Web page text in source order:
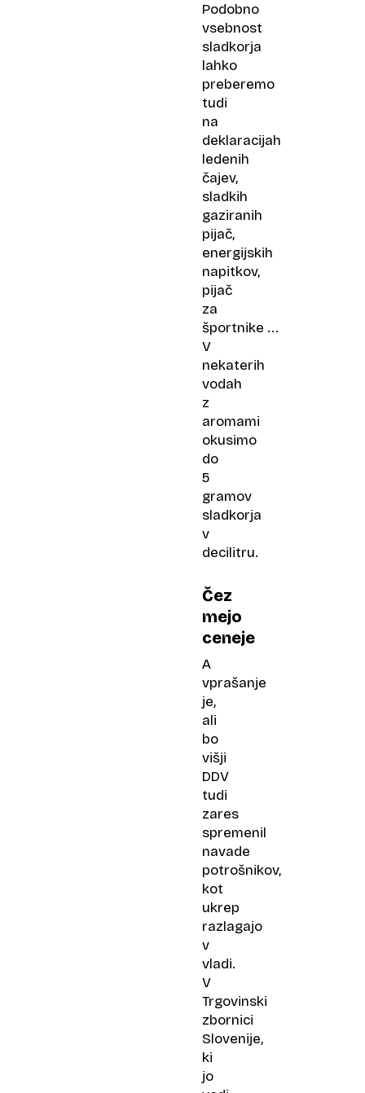
Podobno
vsebnost
sladkorja
lahko
preberemo
tudi
na
deklaracijah
ledenih
čajev,
sladkih
gaziranih
pijač,
energijskih
napitkov,
pijač
za
športnike ...
V
nekaterih
vodah
z
aromami
okusimo
do
5
gramov
sladkorja
v
decilitru.
Čez
mejo
ceneje
A
vprašanje
je,
ali
bo
višji
DDV
tudi
zares
spremenil
navade
potrošnikov,
kot
ukrep
razlagajo
v
vladi.
V
Trgovinski
zbornici
Slovenije,
ki
jo